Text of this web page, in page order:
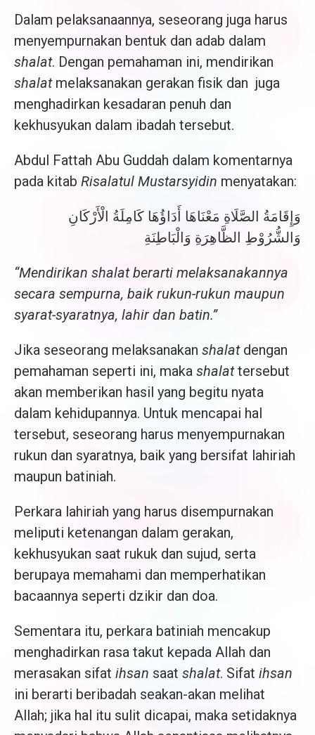
Dalam pelaksanaannya, seseorang juga harus
menyempurnakan bentuk dan adab dalam
shalat. Dengan pemahaman ini, mendirikan
shalatmelaksanakan gerakan fisik dan juga
menghadirkan kesadaran penuh dan
kekhusyukan dalam ibadah tersebut.
Abdul Fattah Abu Guddah dalam komentarnya
pada kitab Risalatul Mustarsyidin menyatakan:
وَإِقَامَةُ الصَّلَاةِ مَعْنَاهَا أَدَاؤُهَا كَامِلَةُ الْأَرْكَانِ
وَالشُّرُوْطِ الظَّاهِرَةِ وَالْبَاطِنَةِ
“Mendirikan shalat berarti melaksanakannya
secara sempurna, baik rukun-rukun maupun
syarat-syaratnya, lahir dan batin.”
Jika seseorang melaksanakan shalatdengan
pemahaman seperti ini, maka shalattersebut
akan memberikan hasil yang begitu nyata
dalam kehidupannya. Untuk mencapai hal
tersebut, seseorang harus menyempurnakan
rukun dan syaratnya, baik yang bersifat lahiriah
maupun batiniah.
Perkara lahiriah yang harus disempurnakan
meliputi ketenangan dalam gerakan,
kekhusyukan saat rukuk dan sujud, serta
berupaya memahami dan memperhatikan
bacaannya seperti dzikir dan doa.
Sementara itu, perkara batiniah mencakup
menghadirkan rasa takut kepada Allah dan
merasakan sifat ihsan saat shalat. Sifat ihsan
ini berarti beribadah seakan-akan melihat
Allah; jika hal itu sulit dicapai, maka setidaknya